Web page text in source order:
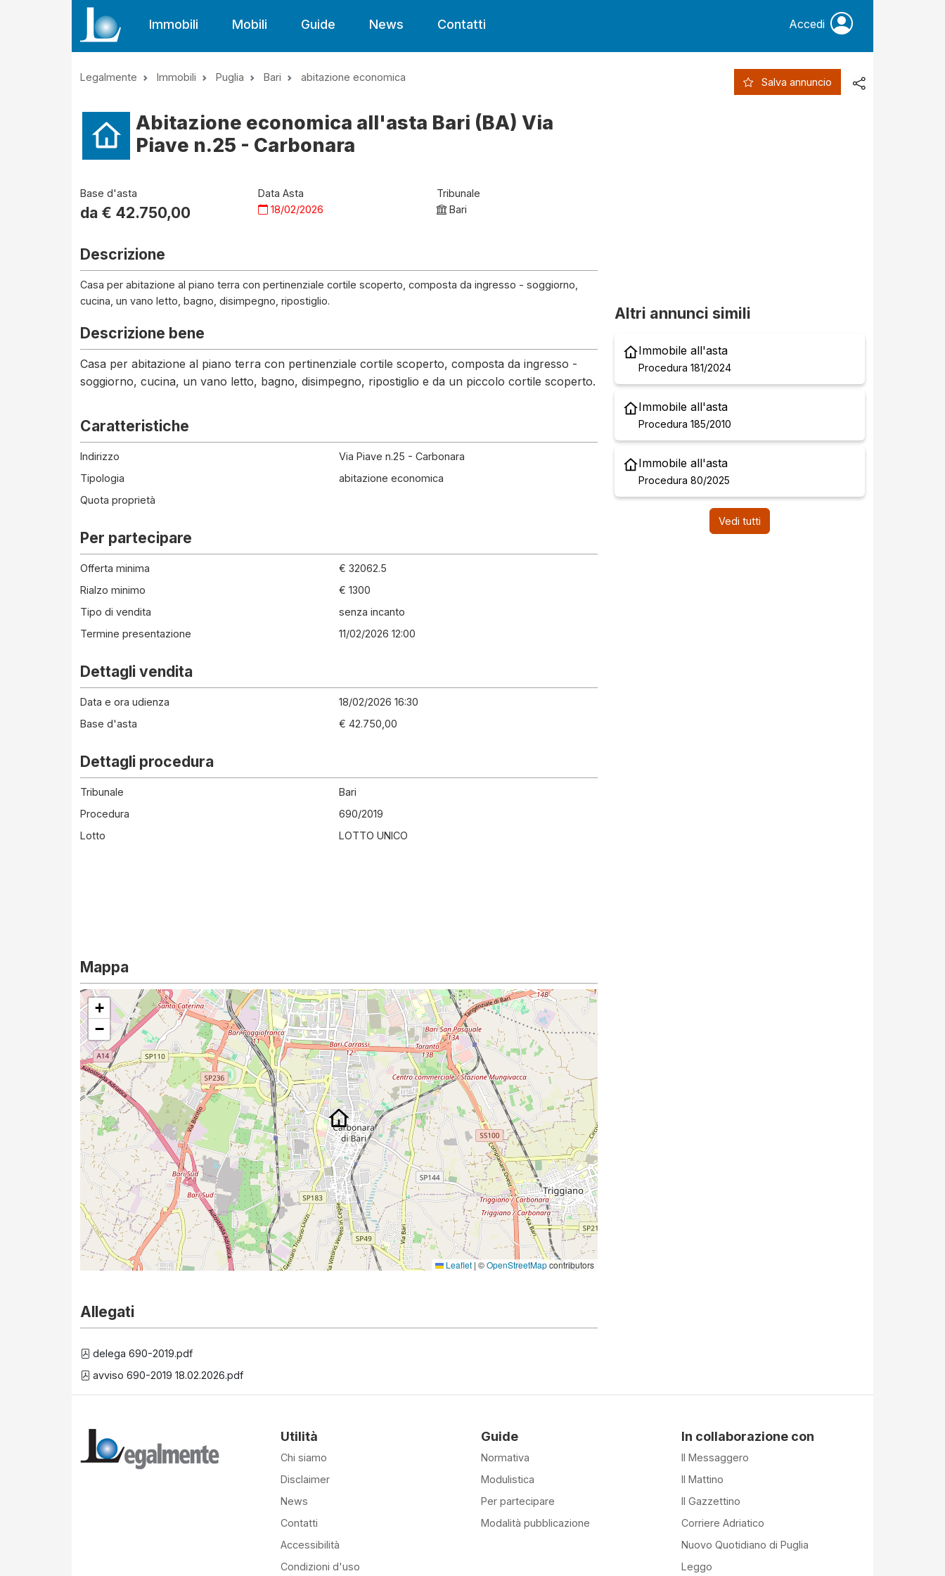
Immobili Mobili Guide News Contatti Accedi
Legalmente Immobili Puglia Bari abitazione economica Salva annuncio
Abitazione economica all'asta Bari (BA) Via
Piave n.25 - Carbonara
Base d'asta
da € 42.750,00
Data Asta
18/02/2026
Tribunale
Bari
Descrizione
Casa per abitazione al piano terra con pertinenziale cortile scoperto, composta da ingresso - soggiorno,
cucina, un vano letto, bagno, disimpegno, ripostiglio.
Descrizione bene
Casa per abitazione al piano terra con pertinenziale cortile scoperto, composta da ingresso -
soggiorno, cucina, un vano letto, bagno, disimpegno, ripostiglio e da un piccolo cortile scoperto.
Caratteristiche
Indirizzo
Via Piave n.25 - Carbonara
Tipologia
abitazione economica
Quota proprietà
Per partecipare
Offerta minima
€ 32062.5
Rialzo minimo
€ 1300
Tipo di vendita
senza incanto
Termine presentazione
11/02/2026 12:00
Dettagli vendita
Data e ora udienza
18/02/2026 16:30
Base d'asta
€ 42.750,00
Dettagli procedura
Tribunale
Bari
Procedura
690/2019
Lotto
LOTTO UNICO
Mappa
+
−
Leaflet | ©OpenStreetMapcontributors
Allegati
delega 690-2019.pdf
avviso 690-2019 18.02.2026.pdf
Altri annunci simili
Immobile all'asta
Procedura 181/2024
Immobile all'asta
Procedura 185/2010
Immobile all'asta
Procedura 80/2025
Vedi tutti
Utilità
Chi siamo
Disclaimer
News
Contatti
Accessibilità
Condizioni d'uso
Guide
Normativa
Modulistica
Per partecipare
Modalità pubblicazione
In collaborazione con
Il Messaggero
Il Mattino
Il Gazzettino
Corriere Adriatico
Nuovo Quotidiano di Puglia
Leggo